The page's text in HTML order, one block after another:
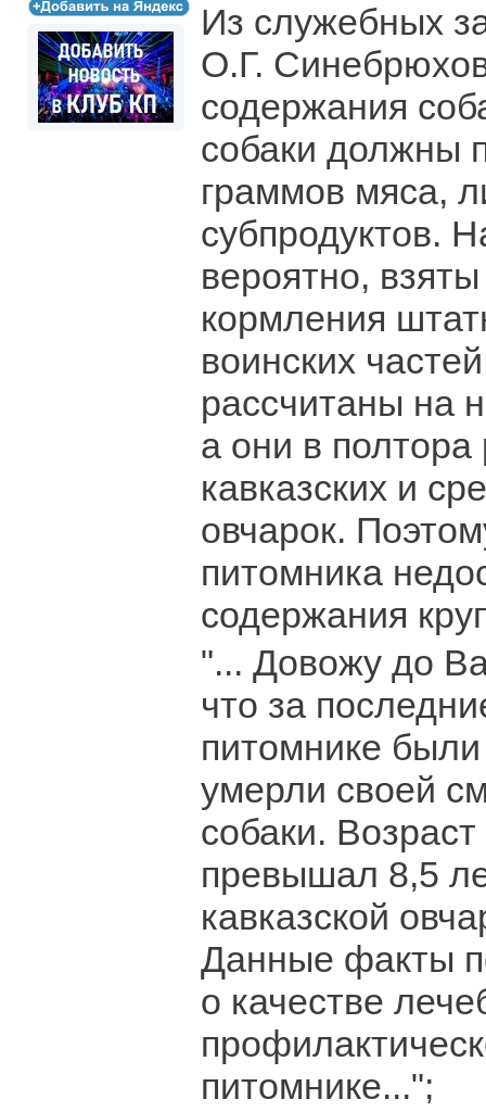
Из служебных
О.Г.
содержания
собаки должны
граммов мяса,
субпродуктов.
вероятно,
кормления
воинских
рассчитаны на
а они в
кавказских и
овчарок.
питомника
содержания
"... Довожу до
что за
питомнике
умерли своей
собаки.
превышал 8,5
кавказской
Данные факты
о качестве
питомнике...";